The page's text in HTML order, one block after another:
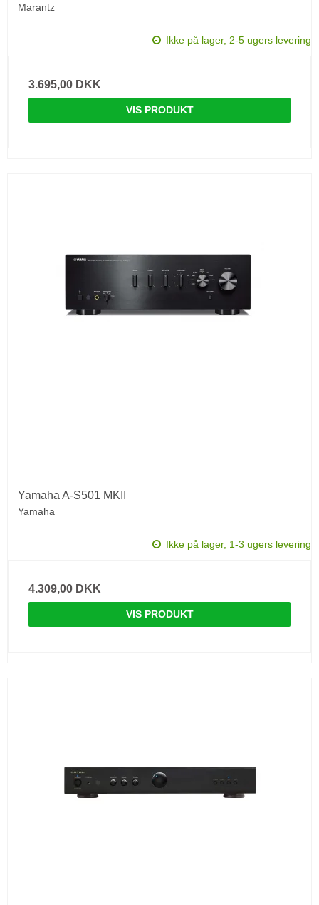
Marantz
Ikke på lager, 2-5 ugers levering
3.695,00 DKK
VIS PRODUKT
Yamaha A-S501 MKII
Yamaha
Ikke på lager, 1-3 ugers levering
4.309,00 DKK
VIS PRODUKT